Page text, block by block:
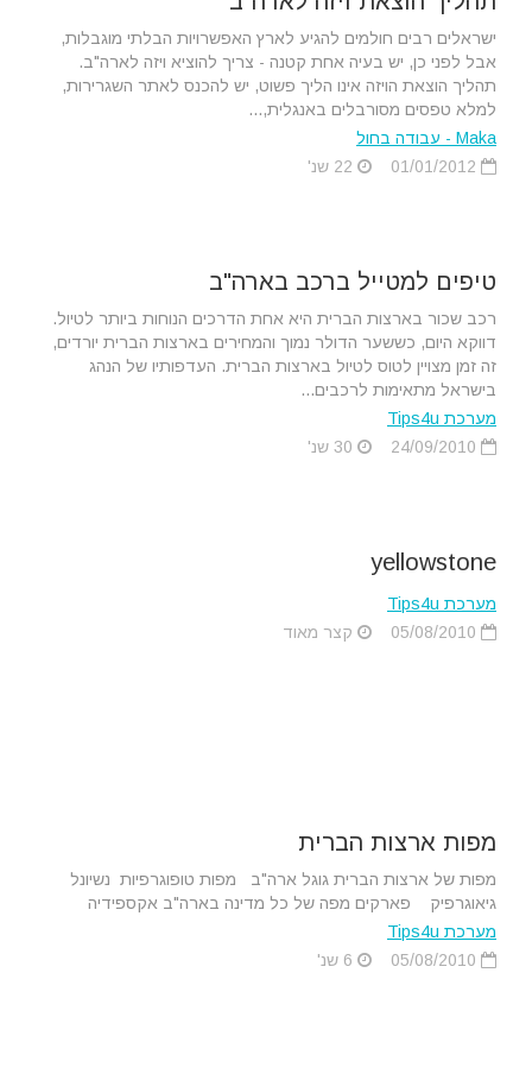
ישראלים רבים חולמים להגיע לארץ האפשרויות הבלתי מוגבלות,
אבל לפני כן, יש בעיה אחת קטנה - צריך להוציא ויזה לארה"ב.
תהליך הוצאת הויזה אינו הליך פשוט, יש להכנס לאתר השגרירות,
למלא טפסים מסורבלים באנגלית,...
Maka - עבודה בחול
טיפים למטייל ברכב בארה"ב
רכב שכור בארצות הברית היא אחת הדרכים הנוחות ביותר לטיול.
דווקא היום, כששער הדולר נמוך והמחירים בארצות הברית יורדים,
זה זמן מצויין לטוס לטיול בארצות הברית. העדפותיו של הנהג
בישראל מתאימות לרכבים...
מערכת Tips4u
yellowstone
מערכת Tips4u
קצר מאוד
מפות ארצות הברית
מפות של ארצות הברית גוגל ארה"ב מפות טופוגרפיות נשיונל
גיאוגרפיק פארקים מפה של כל מדינה בארה"ב אקספידיה
מערכת Tips4u